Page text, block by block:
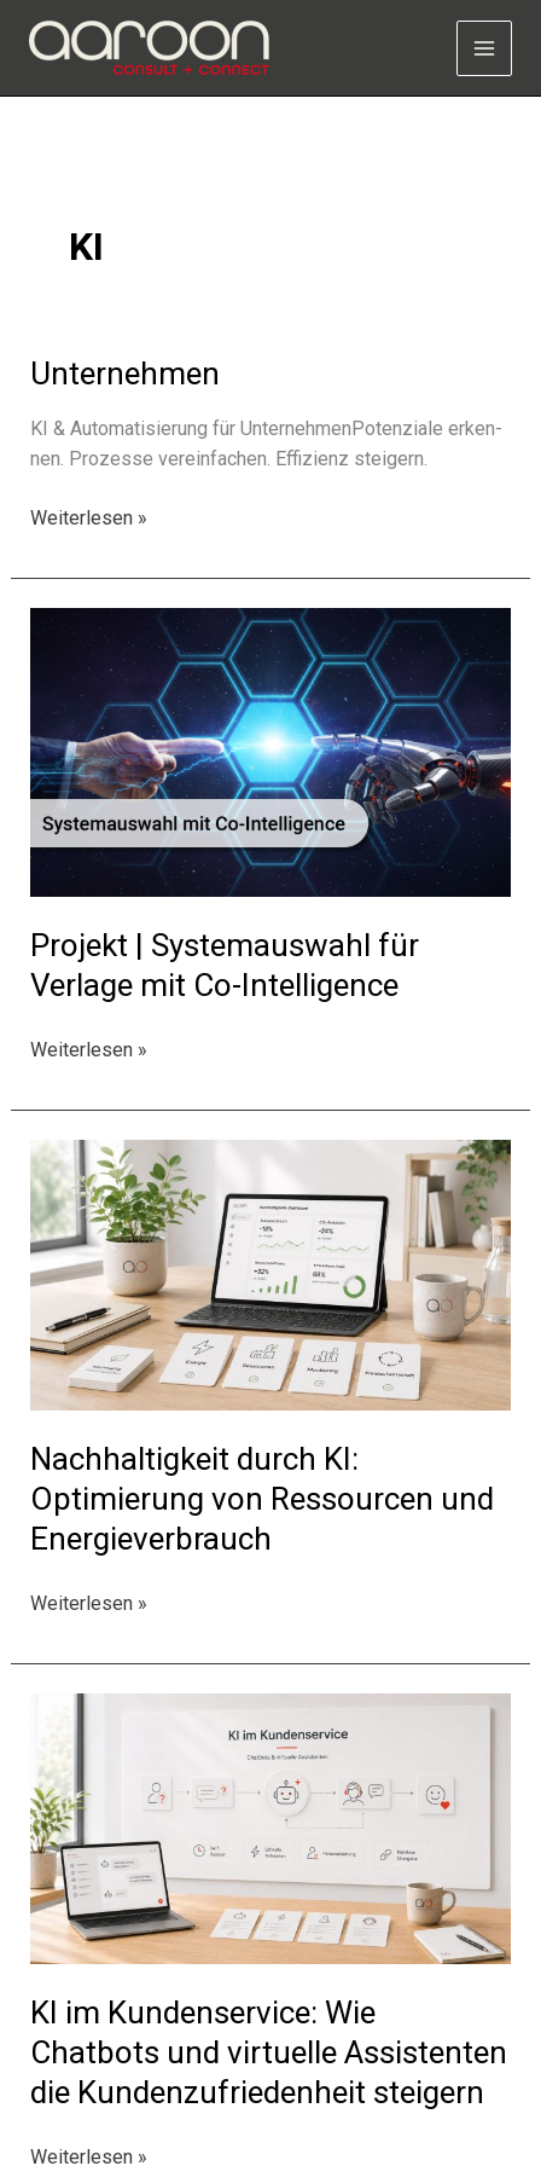
Inhalt
KI
Unternehmen
KI & Automatisierung für UnternehmenPotenziale erken­
nen. Prozesse verein­fa­chen. Effizienz stei­gern.
Unternehmen
Weiterlesen »
Projekt | Systemauswahl für
Verlage mit Co-Intelligence
Projekt
Systemauswahl
für
Verlage
mit
Co-
Intelligence
Weiterlesen »
Nachhaltigkeit durch KI:
Optimierung von Ressourcen und
Energieverbrauch
Nachhaltigkeit
KI:
Optimierung
Ressourcen
und
Energieverbrauch
Weiterlesen »
KI im Kundenservice: Wie
Chatbots und virtuelle Assistenten
die Kundenzufriedenheit steigern
KI
Weiterlesen »